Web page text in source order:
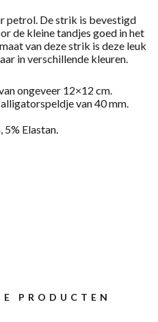
petrol. De strik is bevestigd
de kleine tandjes goed in het
van deze strik is deze leuk
in verschillende kleuren.
ongeveer 12×12 cm.
van 40 mm.
Elastan.
PRODUCTEN